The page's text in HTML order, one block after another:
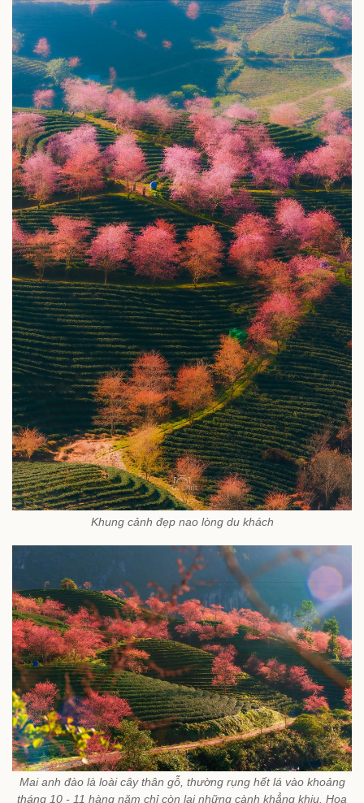
Khung cảnh đẹp nao lòng du khách
Mai anh đào là loài cây thân gỗ, thường rụng hết lá vào khoảng
tháng 10 - 11 hàng năm chỉ còn lại những cành khẳng khiu. Hoa